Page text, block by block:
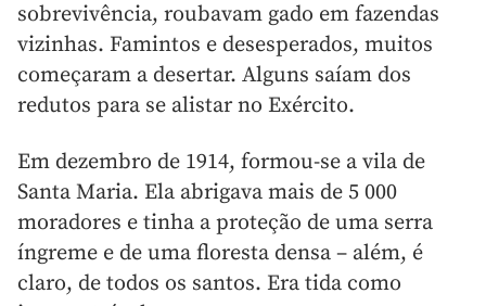
sobrevivência, roubavam gado em fazendas
vizinhas. Famintos e desesperados, muitos
começaram a desertar. Alguns saíam dos
redutos para se alistar no Exército.
Em dezembro de 1914, formou-se a vila de
Santa Maria. Ela abrigava mais de 5 000
moradores e tinha a proteção de uma serra
íngreme e de uma floresta densa – além, é
claro, de todos os santos. Era tida como